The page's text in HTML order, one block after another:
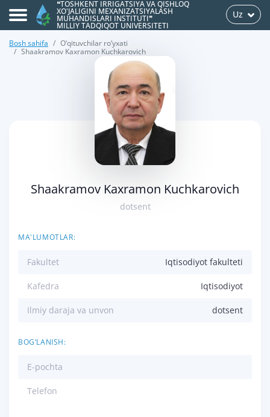
❝TOSHKENT IRRIGATSIYA VA QISHLOQ
XO'JALIGINI MEXANIZATSIYALASH
MUHANDISLARI INSTITUTI❞
MILLIY TADQIQOT UNIVERSITETI
Uz
Bosh sahifa
O‘qituvchilar ro‘yxati
Shaakramov Kaxramon Kuchkarovich
Shaakramov Kaxramon Kuchkarovich
dotsent
MA'LUMOTLAR:
Fakultet Iqtisodiyot fakulteti
Kafedra Iqtisodiyot
Ilmiy daraja va unvon dotsent
BOG‘LANISH:
E-pochta
Telefon